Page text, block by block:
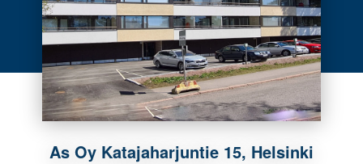
As Oy Katajaharjuntie 15, Helsinki